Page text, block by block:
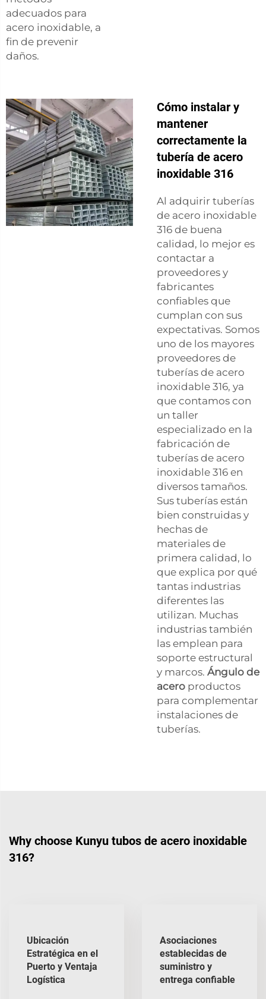
adecuados para
acero inoxidable, a
fin de prevenir
daños.
Cómo instalar y
mantener
correctamente la
tubería de acero
inoxidable 316
Al adquirir tuberías
de acero inoxidable
316 de buena
calidad, lo mejor es
contactar a
proveedores y
fabricantes
confiables que
cumplan con sus
expectativas. Somos
uno de los mayores
proveedores de
tuberías de acero
inoxidable 316, ya
que contamos con
un taller
especializado en la
fabricación de
tuberías de acero
inoxidable 316 en
diversos tamaños.
Sus tuberías están
bien construidas y
hechas de
materiales de
primera calidad, lo
que explica por qué
tantas industrias
diferentes las
utilizan. Muchas
industrias también
las emplean para
soporte estructural
y marcos. Ángulo de
acero productos
para complementar
instalaciones de
tuberías.
Why choose Kunyu tubos de acero inoxidable
316?
Ubicación
Estratégica en el
Puerto y Ventaja
Logística
Asociaciones
establecidas de
suministro y
entrega confiable